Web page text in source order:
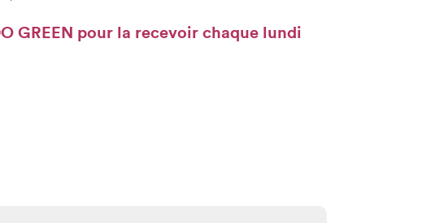
GREEN pour la recevoir chaque lundi